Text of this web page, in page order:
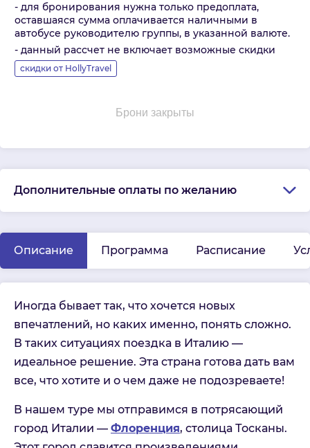
- для бронирования нужна только предоплата,
оставшаяся сумма оплачивается наличными в
автобусе руководителю группы, в указанной валюте.
- данный рассчет не включает возможные скидки
скидки от HollyTravel
Брони закрыты
Дополнительные оплаты по желанию
Описание Программа Расписание
Иногда бывает так, что хочется новых
впечатлений, но каких именно, понять сложно.
В таких ситуациях поездка в Италию —
идеальное решение. Эта страна готова дать вам
все, что хотите и о чем даже не подозреваете!
В нашем туре мы отправимся в потрясающий
город Италии — Флоренция, столица Тосканы.